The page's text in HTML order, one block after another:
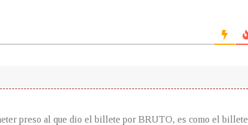
preso al que dio el billete por BRUTO, es como el billete